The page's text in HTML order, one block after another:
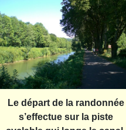
Le départ de la randonnée
s’effectue sur la piste